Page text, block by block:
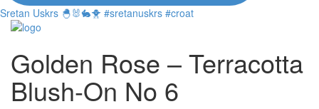
Sretan Uskrs 🐣🐰🐇🐥 #sretanuskrs #croat
Golden Rose – Terracotta
Blush-On No 6